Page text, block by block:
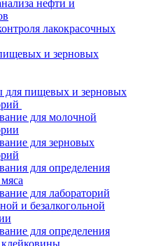
нефти и
лакокрасочных
и зерновых
для пищевых и зерновых
для молочной
для зерновых
для определения
для лабораторий
и безалкогольной
для определения
клейковины